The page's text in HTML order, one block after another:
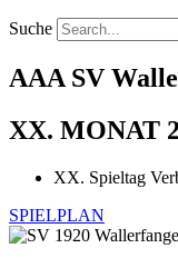
Suche
AAA SV
XX. MONAT
XX. Spieltag
SPIELPLAN